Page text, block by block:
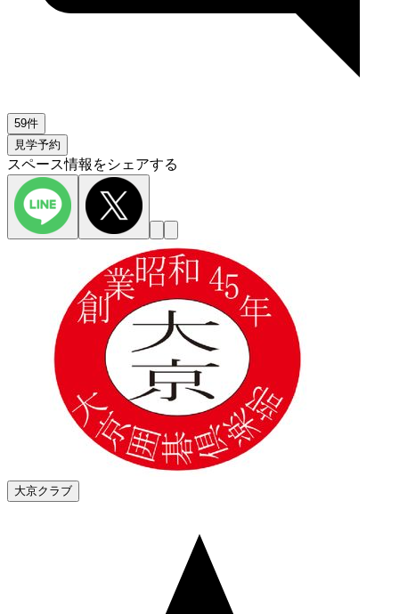
59件
見学予約
スペース情報をシェアする
大京クラブ